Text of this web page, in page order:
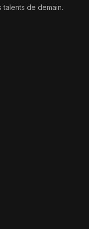
de demain.